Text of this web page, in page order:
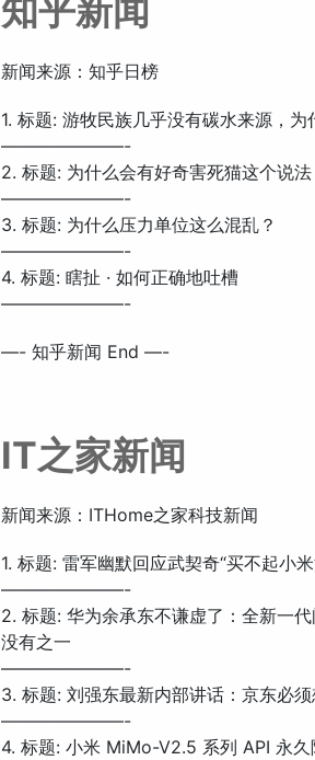
知乎新闻
新闻来源：知乎日榜
1. 标题: 游牧民族几乎没有碳水来源，为
———————-
2. 标题: 为什么会有好奇害死猫这个说法
———————-
3. 标题: 为什么压力单位这么混乱？
———————-
4. 标题: 瞎扯 · 如何正确地吐槽
———————-
—- 知乎新闻 End —-
IT之家新闻
新闻来源：ITHome之家科技新闻
1. 标题: 雷军幽默回应武契奇“买不起小
———————-
2. 标题: 华为余承东不谦虚了：全新一
没有之一
———————-
3. 标题: 刘强东最新内部讲话：京东必
———————-
4. 标题: 小米 MiMo-V2.5 系列 API 永